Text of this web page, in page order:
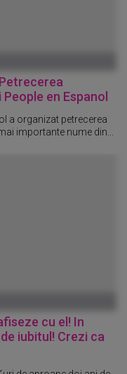
en Espanol
a organizat petrecerea
importante nume din...
cu el! In
iubitul! Crezi ca